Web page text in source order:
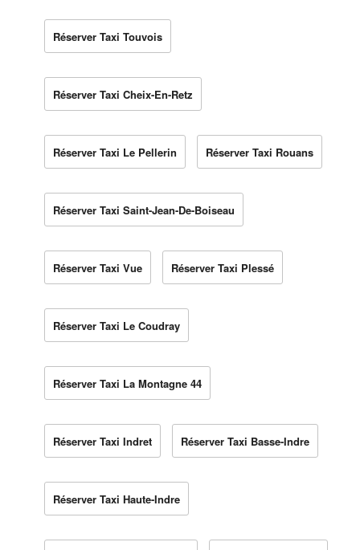
Réserver Taxi Touvois
Réserver Taxi Cheix-En-Retz
Réserver Taxi Le Pellerin Réserver Taxi Rouans
Réserver Taxi Saint-Jean-De-Boiseau
Réserver Taxi Vue Réserver Taxi Plessé
Réserver Taxi Le Coudray
Réserver Taxi La Montagne 44
Réserver Taxi Indret Réserver Taxi Basse-Indre
Réserver Taxi Haute-Indre